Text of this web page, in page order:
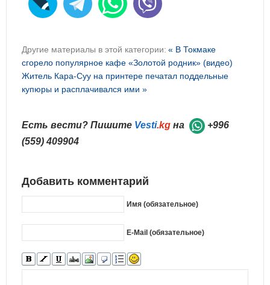
Другие материалы в этой категории: « В Токмаке
сгорело популярное кафе «Золотой родник» (видео)
Житель Кара-Суу на принтере печатал поддельные
купюры и расплачивался ими »
Есть вести? Пишите Vesti.kg на
+996
(559) 409904
Добавить комментарий
Имя (обязательное)
E-Mail (обязательное)